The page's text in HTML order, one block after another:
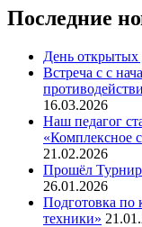
Последние
День открытых
Встреча с с
16.03.2026
Наш педагог
«Комплексное
21.02.2026
Прошёл Турнир
26.01.2026
Подготовка по
техники»